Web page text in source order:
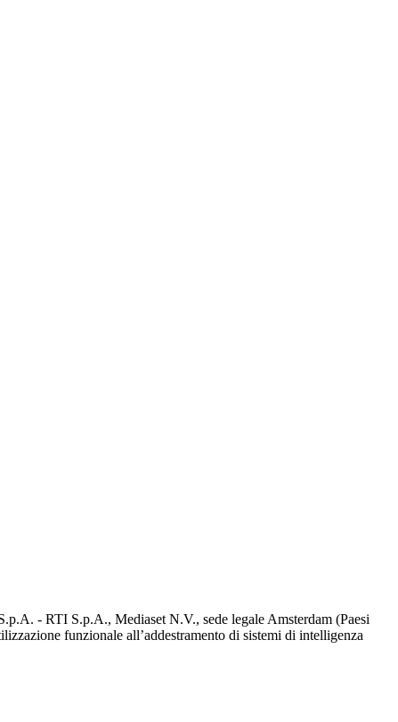
- RTI S.p.A., Mediaset N.V., sede legale Amsterdam (Paesi
funzionale all’addestramento di sistemi di intelligenza